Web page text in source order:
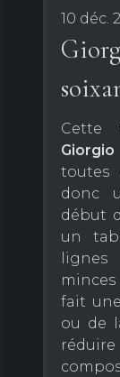
10 déc.
Cette
Giorgio
toutes
donc
début
un
minces
fait
ou de